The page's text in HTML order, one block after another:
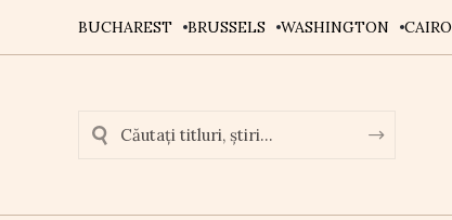
BUCHAREST BRUSSELS WASHINGTON CAIRO